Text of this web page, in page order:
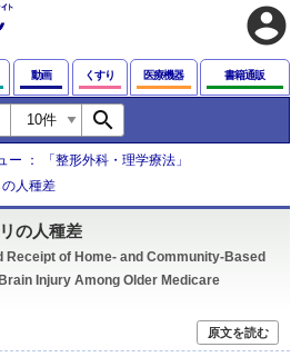
account_circle
動画 くすり 医療機器 書籍通販
search
ー ： 「整形外科・理学療法」
人種差
の人種差
of Home- and Community-Based
Injury Among Older Medicare
原文を読む